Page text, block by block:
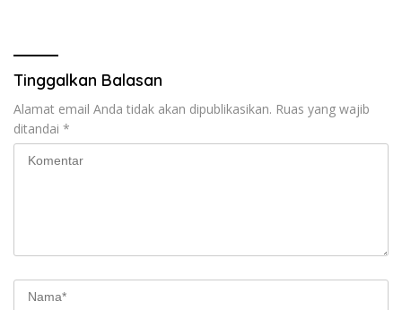
Tinggalkan Balasan
Alamat email Anda tidak akan dipublikasikan. Ruas yang wajib
ditandai *